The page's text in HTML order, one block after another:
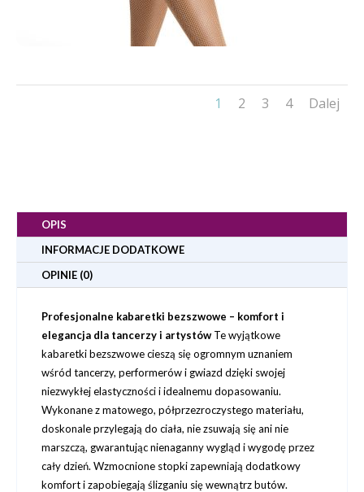
1 2 3 4 Dalej
OPIS
INFORMACJE DODATKOWE
OPINIE (0)
Profesjonalne kabaretki bezszwowe – komfort i
elegancja dla tancerzy i artystów Te wyjątkowe
kabaretki bezszwowe cieszą się ogromnym uznaniem
wśród tancerzy, performerów i gwiazd dzięki swojej
niezwykłej elastyczności i idealnemu dopasowaniu.
Wykonane z matowego, półprzezroczystego materiału,
doskonale przylegają do ciała, nie zsuwają się ani nie
marszczą, gwarantując nienaganny wygląd i wygodę przez
cały dzień. Wzmocnione stopki zapewniają dodatkowy
komfort i zapobiegają ślizganiu się wewnątrz butów.